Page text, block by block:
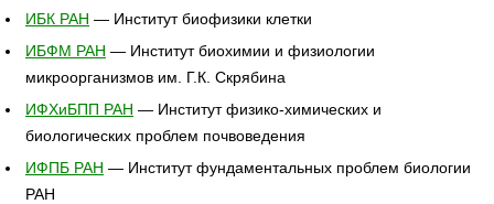
ИБК РАН — Институт биофизики клетки
ИБФМ РАН — Институт биохимии и физиологии
микроорганизмов им. Г.К. Скрябина
ИФХиБПП РАН — Институт физико-химических и
биологических проблем почвоведения
ИФПБ РАН — Институт фундаментальных проблем биологии
РАН